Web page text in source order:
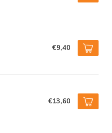
€9,40
€13,60